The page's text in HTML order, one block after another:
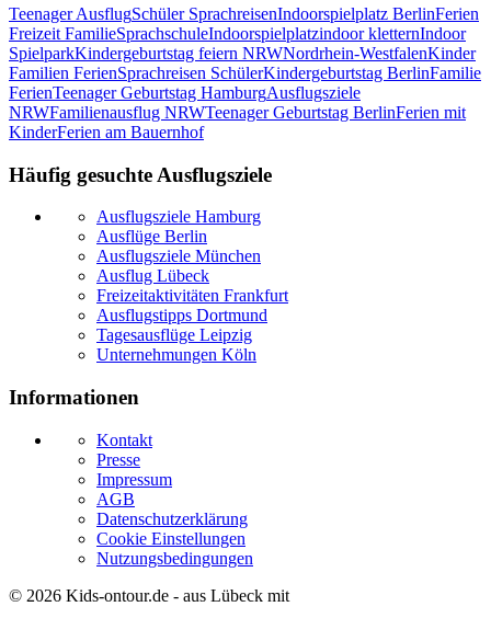
Teenager AusflugSchüler SprachreisenIndoorspielplatz BerlinFerien
Freizeit FamilieSprachschuleIndoorspielplatzindoor kletternIndoor
SpielparkKindergeburtstag feiern NRWNordrhein-WestfalenKinder
Familien FerienSprachreisen SchülerKindergeburtstag BerlinFamilie
FerienTeenager Geburtstag HamburgAusflugsziele
NRWFamilienausflug NRWTeenager Geburtstag BerlinFerien mit
KinderFerien am Bauernhof
Häufig gesuchte Ausflugsziele
Ausflugsziele Hamburg
Ausflüge Berlin
Ausflugsziele München
Ausflug Lübeck
Freizeitaktivitäten Frankfurt
Ausflugstipps Dortmund
Tagesausflüge Leipzig
Unternehmungen Köln
Informationen
Kontakt
Presse
Impressum
AGB
Datenschutzerklärung
Cookie Einstellungen
Nutzungsbedingungen
© 2026 Kids-ontour.de - aus Lübeck mit